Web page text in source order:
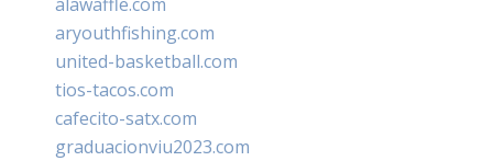
aryouthfishing.com
united-basketball.com
tios-tacos.com
cafecito-satx.com
graduacionviu2023.com